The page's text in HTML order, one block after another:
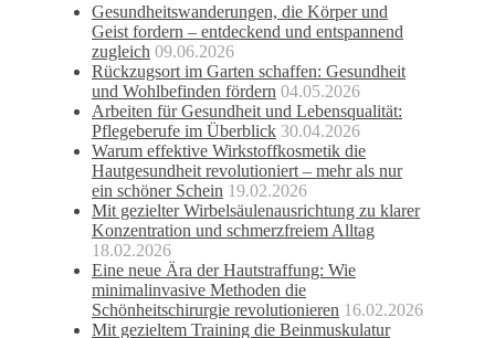
Gesundheitswanderungen, die Körper und
Geist fordern – entdeckend und entspannend
zugleich 09.06.2026
Rückzugsort im Garten schaffen: Gesundheit
und Wohlbefinden fördern 04.05.2026
Arbeiten für Gesundheit und Lebensqualität:
Pflegeberufe im Überblick 30.04.2026
Warum effektive Wirkstoffkosmetik die
Hautgesundheit revolutioniert – mehr als nur
ein schöner Schein 19.02.2026
Mit gezielter Wirbelsäulenausrichtung zu klarer
Konzentration und schmerzfreiem Alltag
18.02.2026
Eine neue Ära der Hautstraffung: Wie
minimalinvasive Methoden die
Schönheitschirurgie revolutionieren 16.02.2026
Mit gezieltem Training die Beinmuskulatur